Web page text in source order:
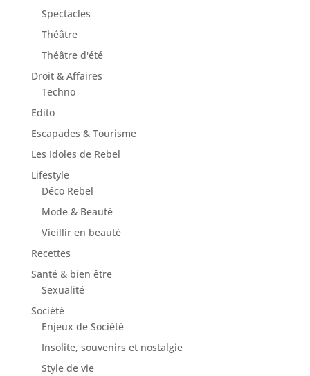
Spectacles
Théâtre
Théâtre d'été
Droit & Affaires
Techno
Edito
Escapades & Tourisme
Les Idoles de Rebel
Lifestyle
Déco Rebel
Mode & Beauté
Vieillir en beauté
Recettes
Santé & bien être
Sexualité
Société
Enjeux de Société
Insolite, souvenirs et nostalgie
Style de vie